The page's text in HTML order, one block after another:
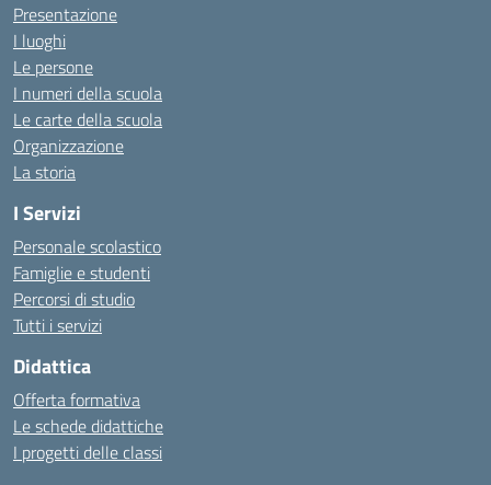
Presentazione
I luoghi
Le persone
I numeri della scuola
Le carte della scuola
Organizzazione
La storia
I Servizi
Personale scolastico
Famiglie e studenti
Percorsi di studio
Tutti i servizi
Didattica
Offerta formativa
Le schede didattiche
I progetti delle classi